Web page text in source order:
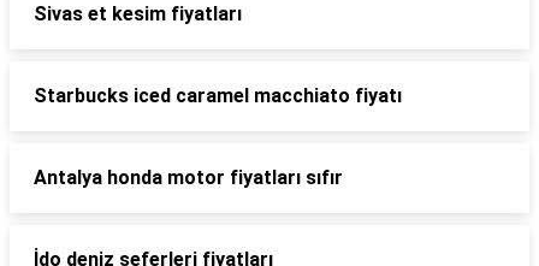
Sivas et kesim fiyatları
Starbucks iced caramel macchiato fiyatı
Antalya honda motor fiyatları sıfır
İdo deniz seferleri fiyatları